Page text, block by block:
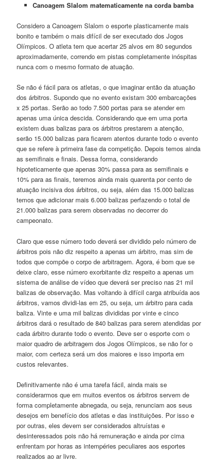
Canoagem Slalom matematicamente na corda bamba
Considero a Canoagem Slalom o esporte plasticamente mais
bonito e também o mais difícil de ser executado dos Jogos
Olímpicos. O atleta tem que acertar 25 alvos em 80 segundos
aproximadamente, correndo em pistas completamente inóspitas
nunca com o mesmo formato de atuação.
Se não é fácil para os atletas, o que imaginar então da atuação
dos árbitros. Supondo que no evento existam 300 embarcações
x 25 portas. Serão ao todo 7.500 portas para se atender em
apenas uma única descida. Considerando que em uma porta
existem duas balizas para os árbitros prestarem a atenção,
serão 15.000 balizas para ficarem atentos durante todo o evento
que se refere à primeira fase da competição. Depois temos ainda
as semifinais e finais. Dessa forma, considerando
hipoteticamente que apenas 30% passa para as semifinais e
10% para as finais, teremos ainda mais quarenta por cento de
atuação incisiva dos árbitros, ou seja, além das 15.000 balizas
temos que adicionar mais 6.000 balizas perfazendo o total de
21.000 balizas para serem observadas no decorrer do
campeonato.
Claro que esse número todo deverá ser dividido pelo número de
árbitros pois não diz respeito a apenas um árbitro, mas sim de
todos que compõe o corpo de arbitragem. Agora, é bom que se
deixe claro, esse número exorbitante diz respeito a apenas um
sistema de análise de vídeo que deverá ser preciso nas 21 mil
balizas de observação. Mas voltando à difícil carga atribuída aos
árbitros, vamos dividi-las em 25, ou seja, um árbitro para cada
baliza. Vinte e uma mil balizas divididas por vinte e cinco
árbitros dará o resultado de 840 balizas para serem atendidas por
cada árbitro durante todo o evento. Deve ser o esporte com o
maior quadro de arbitragem dos Jogos Olímpicos, se não for o
maior, com certeza será um dos maiores e isso importa em
custos relevantes.
Definitivamente não é uma tarefa fácil, ainda mais se
considerarmos que em muitos eventos os árbitros servem de
forma completamente abnegada, ou seja, renunciam aos seus
desejos em benefício dos atletas e das instituições. Por isso e
por outras, eles devem ser considerados altruístas e
desinteressados pois não há remuneração e ainda por cima
enfrentam por horas as intempéries peculiares aos esportes
realizados ao ar livre.